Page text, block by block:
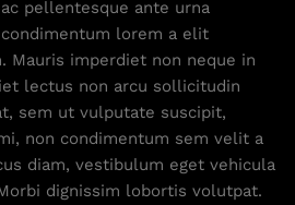
pellentesque ante urna
lorem a elit
Mauris imperdiet non neque in
lectus non arcu sollicitudin
sem ut vulputate suscipit,
non condimentum sem velit a
diam, vestibulum eget vehicula
dignissim lobortis volutpat.